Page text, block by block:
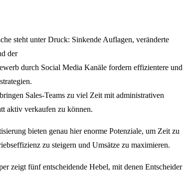
steht unter Druck: Sinkende Auflagen, veränderte
der
durch Social Media Kanäle fordern effizientere und
Sales-Teams zu viel Zeit mit administrativen
aktiv verkaufen zu können.
bieten genau hier enorme Potenziale, um Zeit zu
zu steigern und Umsätze zu maximieren.
zeigt fünf entscheidende Hebel, mit denen Entscheider